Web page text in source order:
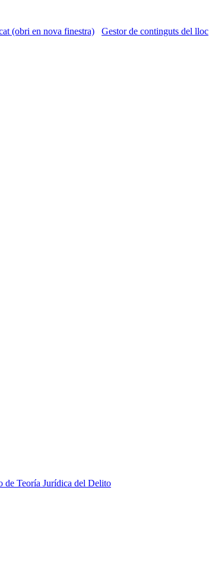
(obri en nova finestra) Gestor de continguts del lloc
de Teoría Jurídica del Delito